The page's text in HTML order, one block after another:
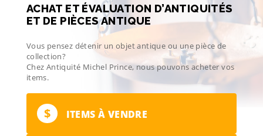
ACHAT ET ÉVALUATION D’ANTIQUITÉS
ET DE PIÈCES ANTIQUE
Vous pensez détenir un objet antique ou une pièce de
collection?
Chez Antiquité Michel Prince, nous pouvons acheter vos
items.
$ ITEMS À VENDRE